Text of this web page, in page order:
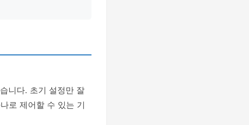
니다. 초기 설정만 잘
로 제어할 수 있는 기